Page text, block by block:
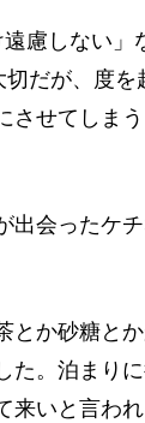
慮しない」
だが、度を
させてしまう
出会ったケ
とか砂糖と
た。泊まり
来いと言わ